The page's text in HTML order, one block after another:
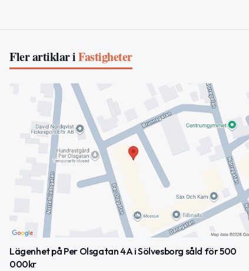
Fler artiklar iFastigheter
Lägenhet på Per Olsgatan 4A i Sölvesborg såld för 500
000kr